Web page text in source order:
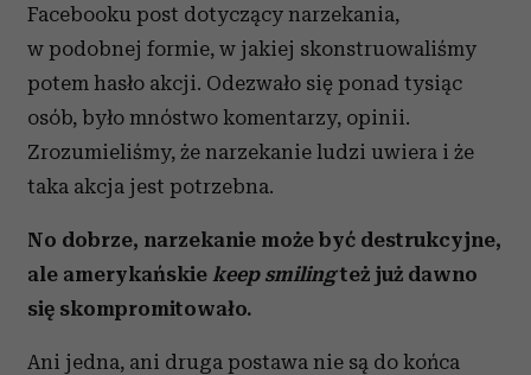
Facebooku post dotyczący narzekania,
w podobnej formie, w jakiej skonstruowaliśmy
potem hasło akcji. Odezwało się ponad tysiąc
osób, było mnóstwo komentarzy, opinii.
Zrozumieliśmy, że narzekanie ludzi uwiera i że
taka akcja jest potrzebna.
No dobrze, narzekanie może być destrukcyjne,
ale amerykańskie keep smilingteż już dawno
się skompromitowało.
Ani jedna, ani druga postawa nie są do końca